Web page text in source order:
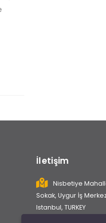
İletişim
Nisbetiye
Sokak, Uygur İş
Istanbul, TURKEY